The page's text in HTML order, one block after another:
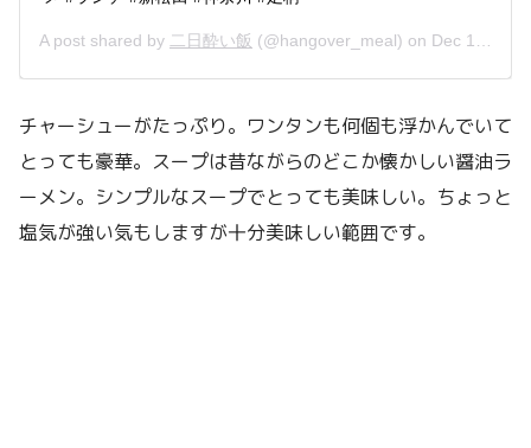
A post shared by 二日酔い飯 (@hangover_meal) on Dec 17, 2018 at 6:04pm PST
チャーシューがたっぷり。ワンタンも何個も浮かんでいて
とっても豪華。スープは昔ながらのどこか懐かしい醤油ラ
ーメン。シンプルなスープでとっても美味しい。ちょっと
塩気が強い気もしますが十分美味しい範囲です。